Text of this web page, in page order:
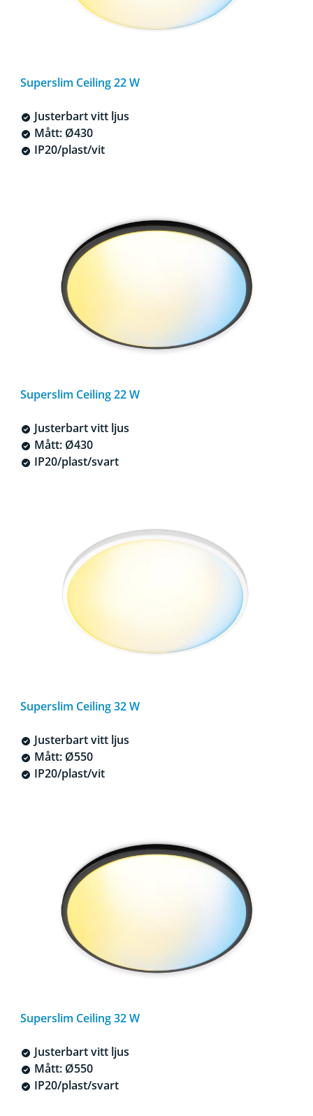
Superslim Ceiling 22 W
Justerbart vitt ljus
Mått: Ø430
IP20/plast/vit
Superslim Ceiling 22 W
Justerbart vitt ljus
Mått: Ø430
IP20/plast/svart
Superslim Ceiling 32 W
Justerbart vitt ljus
Mått: Ø550
IP20/plast/vit
Superslim Ceiling 32 W
Justerbart vitt ljus
Mått: Ø550
IP20/plast/svart